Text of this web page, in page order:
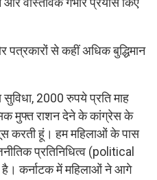
से कहीं अधिक बुद्धिमान
2000 रुपये प्रति माह
मुफ्त राशन देने के कांग्रेस के
करती हूं। हम महिलाओं के पास
प्रतिनिधित्व (political
कर्नाटक में महिलाओं ने आगे